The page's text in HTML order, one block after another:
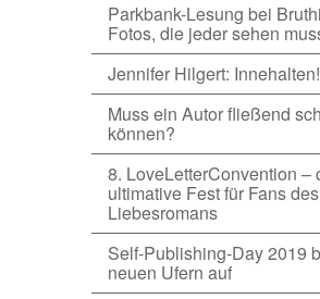
Parkbank-Lesung bei
Fotos, die jeder sehen
Jennifer Hilgert: Innehalten!
Muss ein Autor fließend
können?
8. LoveLetterConvention –
ultimative Fest für Fans des
Liebesromans
Self-Publishing-Day 2019
neuen Ufern auf